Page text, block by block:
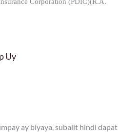
Corporation (PDIC)(R.A.
Uy
ay biyaya, subalit hindi dapat